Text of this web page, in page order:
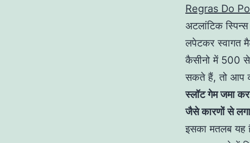
Regras Do
अटलांटिक
लपेटकर स्वागत
कैसीनो में 500 से
सकते हैं, तो आप
स्लॉट गेम जमा
जैसे कारणों से
इसका मतलब यह